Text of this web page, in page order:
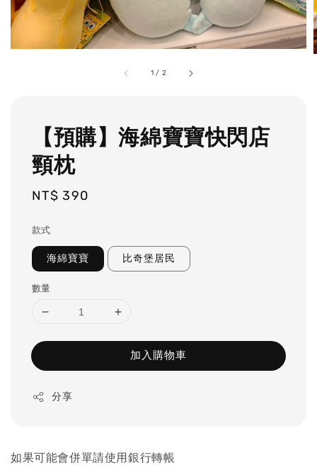
1 / 2
【預購】海綿寶寶快閃店
頸枕
Regular
NT$ 390
款式
海綿寶寶 比奇堡居民
數量
加入購物車
分享
如果可能會併單請使用銀行轉帳